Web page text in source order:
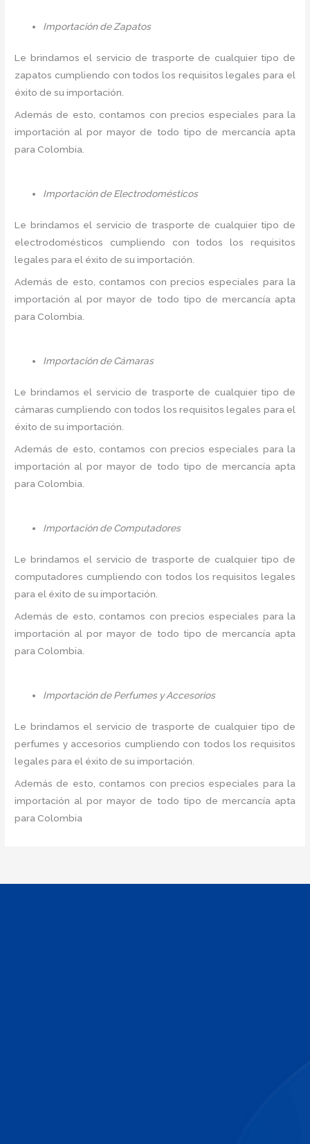
Importación de Zapatos
Le brindamos el servicio de trasporte de cualquier tipo de
zapatos cumpliendo con todos los requisitos legales para el
éxito de su importación.
Además de esto, contamos con precios especiales para la
importación al por mayor de todo tipo de mercancía apta
para Colombia.
Importación de Electrodomésticos
Le brindamos el servicio de trasporte de cualquier tipo de
electrodomésticos cumpliendo con todos los requisitos
legales para el éxito de su importación.
Además de esto, contamos con precios especiales para la
importación al por mayor de todo tipo de mercancía apta
para Colombia.
Importación de Cámaras
Le brindamos el servicio de trasporte de cualquier tipo de
cámaras cumpliendo con todos los requisitos legales para el
éxito de su importación.
Además de esto, contamos con precios especiales para la
importación al por mayor de todo tipo de mercancía apta
para Colombia.
Importación de Computadores
Le brindamos el servicio de trasporte de cualquier tipo de
computadores cumpliendo con todos los requisitos legales
para el éxito de su importación.
Además de esto, contamos con precios especiales para la
importación al por mayor de todo tipo de mercancía apta
para Colombia.
Importación de Perfumes y Accesorios
Le brindamos el servicio de trasporte de cualquier tipo de
perfumes y accesorios cumpliendo con todos los requisitos
legales para el éxito de su importación.
Además de esto, contamos con precios especiales para la
importación al por mayor de todo tipo de mercancía apta
para Colombia